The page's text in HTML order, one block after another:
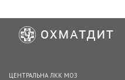
ЦЕНТРАЛЬНА ЛКК МОЗ